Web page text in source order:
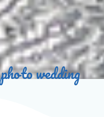
wedding